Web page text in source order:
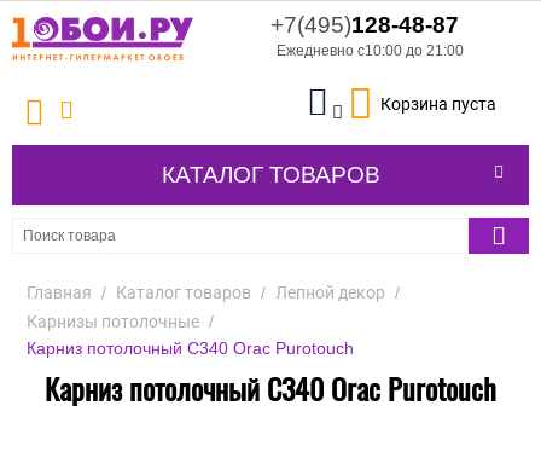
+7(495)128-48-87
Ежедневно с10:00 до 21:00
Корзина пуста
КАТАЛОГ ТОВАРОВ
Главная / Каталог товаров / Лепной декор /
Карнизы потолочные /
Карниз потолочный C340 Orac Purotouch
Карниз потолочный C340 Orac Purotouch